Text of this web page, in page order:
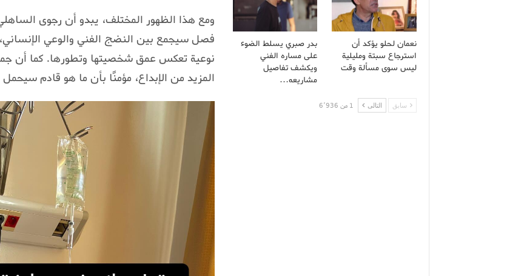
ومع هذا الظهور المختلف، يبدو أن رجوى
فصل سيجمع بين النضج الفني والوعي
نوعية تعكس عمق شخصيتها وتطورها. كما أن
المزيد من الإبداع، مؤمنًا بأن ما هو قادم سيحمل
نعمان لحلو يؤكد أن
استرجاع سبتة ومليلية
ليس سوى مسألة وقت
بدر صبري يسلط الضوء
على مساره الفني
ويكشف تفاصيل
مشاريعه…
سابق التالى 1 من 6٬936